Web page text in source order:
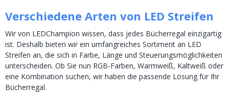
Verschiedene Arten von LED Streifen
Wir von LEDChampion wissen, dass jedes Bücherregal einzigartig
ist. Deshalb bieten wir ein umfangreiches Sortiment an LED
Streifen an, die sich in Farbe, Länge und Steuerungsmöglichkeiten
unterscheiden. Ob Sie nun RGB-Farben, Warmweiß, Kaltweiß oder
eine Kombination suchen, wir haben die passende Lösung für Ihr
Bücherregal.